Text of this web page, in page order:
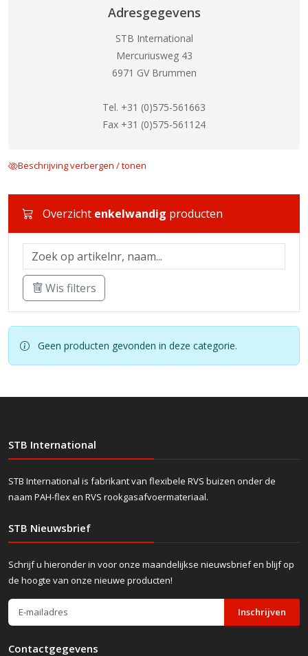
Adresgegevens
STB International
Mercuriusweg 43
6971 GV Brummen
Tel. +31 (0)575-561663
Fax +31 (0)575-561124
Beschrijving verbergen / tonen
Overzicht enkelwandig producten
Wis filters
Geen producten gevonden in deze categorie.
STB International
STB International is fabrikant van flexibele RVS buizen onder de
naam PAH-flex en RVS rookgasafvoermateriaal.
STB Nieuwsbrief
Schrijf u hieronder in voor onze maandelijkse nieuwsbrief en blijf op
de hoogte van onze nieuwe producten!
Inschrijven
Contactgegevens